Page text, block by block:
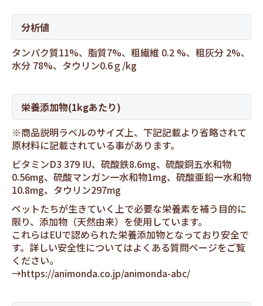
分析値
タンパク質11%、脂質7%、粗繊維 0.2 %、粗灰分 2%、
水分 78%、タウリン0.6ｇ/kg
栄養添加物(1kgあたり)
※商品説明ラベルのサイズ上、下記記載より省略されて
原材料に記載されている事があります。
ビタミンD3 379 IU、硫酸鉄8.6mg、硫酸銅五水和物
0.56mg、硫酸マンガン一水和物1mg、硫酸亜鉛一水和物
10.8mg、タウリン297mg
ペットたちが生きていく上で必要な栄養素を補う目的に
限り、添加物（天然由来）を使用しています。
これらはEUで認められた栄養添加物となっており安全で
す。詳しい安全性についてはよくある質問ページをご覧
ください。
→https://animonda.co.jp/animonda-abc/